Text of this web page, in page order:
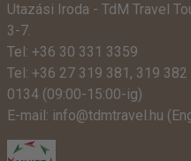
Utazási Iroda - TdM Travel
3-7.
Tel: +36 30 331 3359
Tel: +36 27 319 381 , 319 382
0134 (09:00-15:00-ig)
E-mail: info@tdmtravel.hu